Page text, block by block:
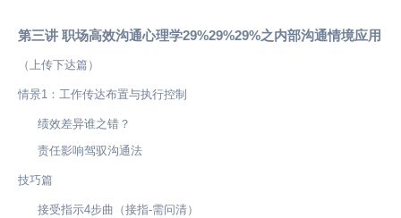
第三讲 职场高效沟通心理学29%29%29%之内部沟通情境应用
（上传下达篇）
情景1：工作传达布置与执行控制
绩效差异谁之错？
责任影响驾驭沟通法
技巧篇
接受指示4步曲（接指-需问清）